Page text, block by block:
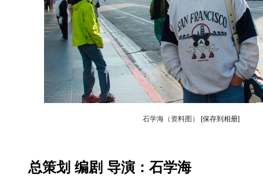
石学海（资料图） [保存到相册]
总策划 编剧 导演：石学海